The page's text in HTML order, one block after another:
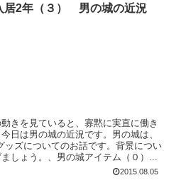
居2年（３） 男の城の近況
きを見ていると、寡黙に実直に働き
日は男の城の近況です。男の城は、
ッズについてのお話です。背景につい
しょう。、男の城アイテム（０）...
2015.08.05